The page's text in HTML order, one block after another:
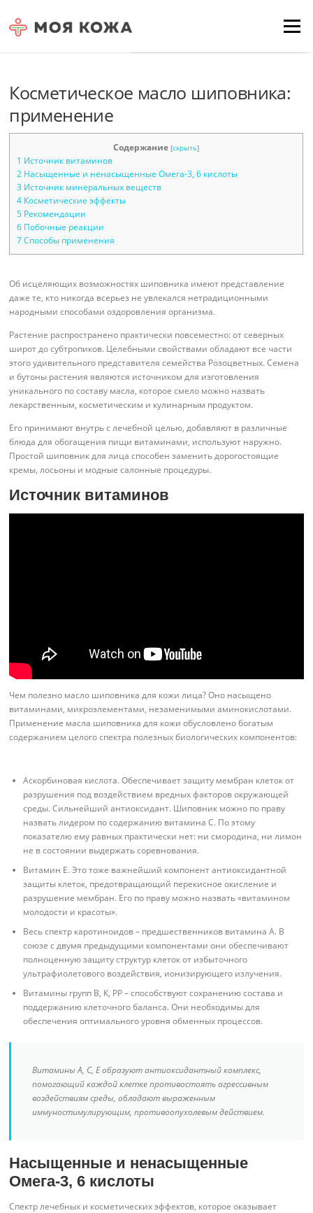
Menu
Косметическое масло шиповника:
применение
Содержание [скрыть]
1 Источник витаминов
2 Насыщенные и ненасыщенные Омега-3, 6 кислоты
3 Источник минеральных веществ
4 Косметические эффекты
5 Рекомендации
6 Побочные реакции
7 Способы применения
Об исцеляющих возможностях шиповника имеют представление
даже те, кто никогда всерьез не увлекался нетрадиционными
народными способами оздоровления организма.
Растение распространено практически повсеместно: от северных
широт до субтропиков. Целебными свойствами обладают все части
этого удивительного представителя семейства Розоцветных. Семена
и бутоны растения являются источником для изготовления
уникального по составу масла, которое смело можно назвать
лекарственным, косметическим и кулинарным продуктом.
Его принимают внутрь с лечебной целью, добавляют в различные
блюда для обогащения пищи витаминами, используют наружно.
Простой шиповник для лица способен заменить дорогостоящие
кремы, лосьоны и модные салонные процедуры.
Источник витаминов
Чем полезно масло шиповника для кожи лица? Оно насыщено
витаминами, микроэлементами, незаменимыми аминокислотами.
Применение масла шиповника для кожи обусловлено богатым
содержанием целого спектра полезных биологических компонентов:
Аскорбиновая кислота. Обеспечивает защиту мембран клеток от
разрушения под воздействием вредных факторов окружающей
среды. Сильнейший антиоксидант. Шиповник можно по праву
назвать лидером по содержанию витамина С. По этому
показателю ему равных практически нет: ни смородина, ни лимон
не в состоянии выдержать соревнования.
Витамин Е. Это тоже важнейший компонент антиоксидантной
защиты клеток, предотвращающий перекисное окисление и
разрушение мембран. Его по праву можно назвать «витамином
молодости и красоты».
Весь спектр каротиноидов – предшественников витамина А. В
союзе с двумя предыдущими компонентами они обеспечивают
полноценную защиту структур клеток от избыточного
ультрафиолетового воздействия, ионизирующего излучения.
Витамины групп В, К, РР – способствуют сохранению состава и
поддержанию клеточного баланса. Они необходимы для
обеспечения оптимального уровня обменных процессов.
Витамины А, С, Е образуют антиоксидантный комплекс,
помогающий каждой клетке противостоять агрессивным
воздействиям среды, обладают выраженным
иммуностимулирующим, противоопухолевым действием.
Насыщенные и ненасыщенные
Омега-3, 6 кислоты
Спектр лечебных и косметических эффектов, которое оказывает
Для любых предложений по